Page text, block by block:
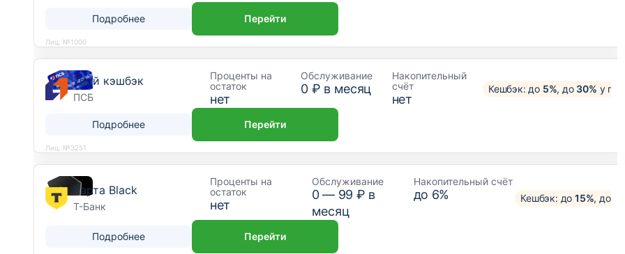
Подробнее Перейти
Лиц. №1000
Твой кэшбэк
ПСБ
Проценты на
остаток
нет
Обслуживание
0 ₽ в месяц
Накопительный
счёт
нет
Кешбэк: до 5%, до 30% у
Подробнее Перейти
Лиц. №3251
Карта Black
Т-Банк
Проценты на
остаток
нет
Обслуживание
0 — 99 ₽ в
месяц
Накопительный счёт
до 6% Кешбэк: до15%, до
Подробнее Перейти